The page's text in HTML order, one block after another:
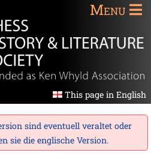
Menu
This page in English
sind eventuell veraltet oder
sie die englische Version.